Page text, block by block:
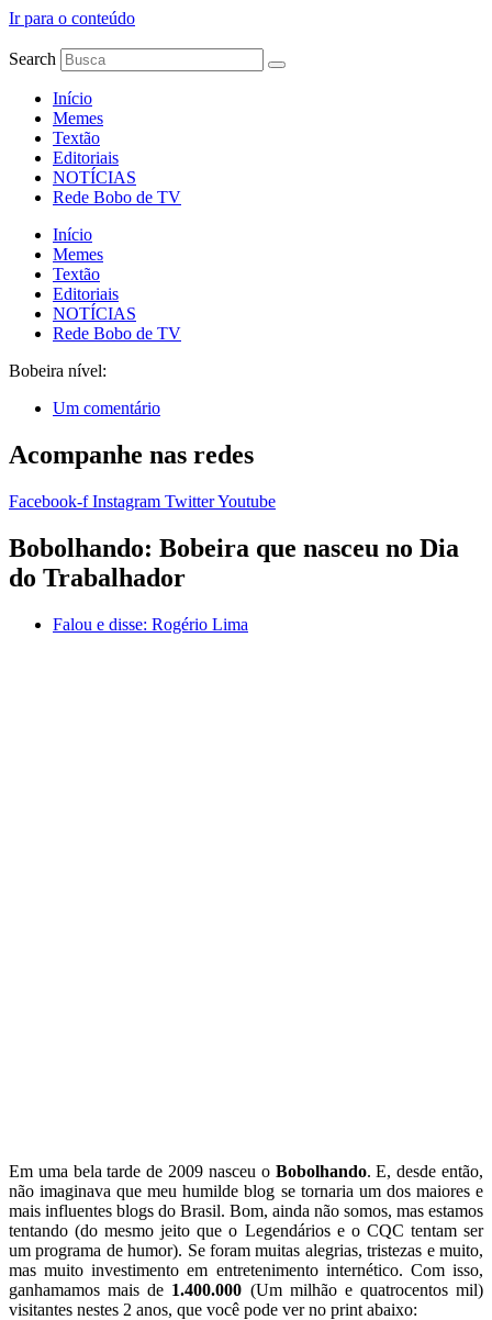
Ir para o conteúdo
Search
Início
Memes
Textão
Editoriais
NOTÍCIAS
Rede Bobo de TV
Início
Memes
Textão
Editoriais
NOTÍCIAS
Rede Bobo de TV
Bobeira nível:
Um comentário
Acompanhe nas redes
Facebook-f Instagram TwitterYoutube
Bobolhando: Bobeira que nasceu no Dia
do Trabalhador
Falou e disse: Rogério Lima
Em uma bela tarde de 2009 nasceu o Bobolhando. E, desde então,
não imaginava que meu humilde blog se tornaria um dos maiores e
mais influentes blogs do Brasil. Bom, ainda não somos, mas estamos
tentando (do mesmo jeito que o Legendários e o CQC tentam ser
um programa de humor). Se foram muitas alegrias, tristezas e muito,
mas muito investimento em entretenimento internético. Com isso,
ganhamamos mais de 1.400.000 (Um milhão e quatrocentos mil)
visitantes nestes 2 anos, que você pode ver no print abaixo: